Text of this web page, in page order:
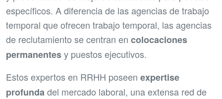
específicos. A diferencia de las agencias de trabajo
temporal que ofrecen trabajo temporal, las agencias
de reclutamiento se centran en colocaciones
permanentesy puestos ejecutivos.
Estos expertos en RRHH poseen expertise
profundadel mercado laboral, una extensa red de